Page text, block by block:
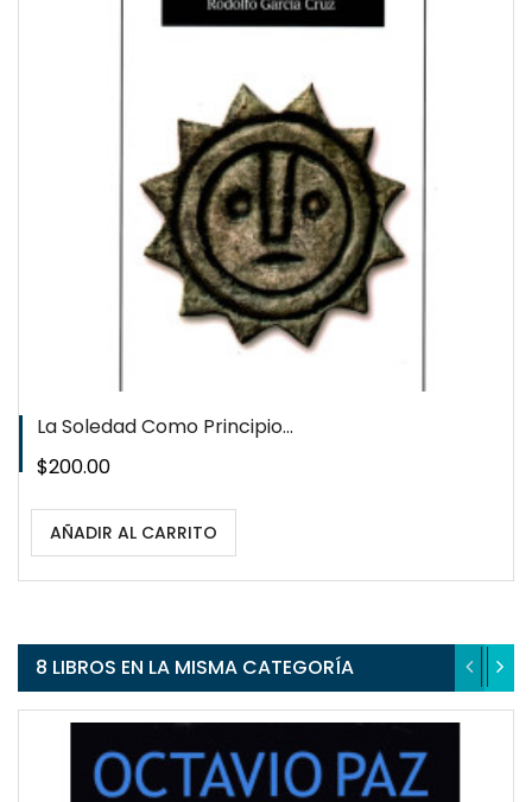
La Soledad Como Principio...
Precio
$200.00
AÑADIR AL CARRITO
QUICKVIEW
WISHLIST
8 LIBROS EN LA MISMA CATEGORÍA